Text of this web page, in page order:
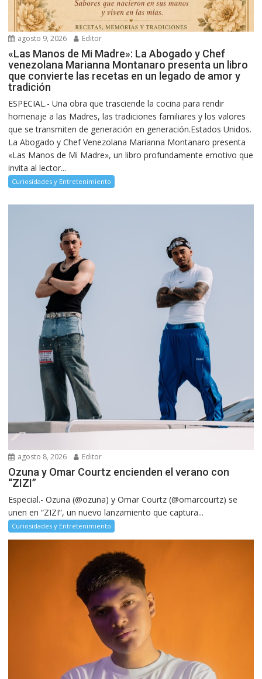
agosto 9, 2026 Editor
«Las Manos de Mi Madre»: La Abogado y Chef
venezolana Marianna Montanaro presenta un libro
que convierte las recetas en un legado de amor y
tradición
ESPECIAL.- Una obra que trasciende la cocina para rendir
homenaje a las Madres, las tradiciones familiares y los valores
que se transmiten de generación en generación.Estados Unidos.
La Abogado y Chef Venezolana Marianna Montanaro presenta
«Las Manos de Mi Madre», un libro profundamente emotivo que
invita al lector...
Curiosidades y Entretenimiento
agosto 8, 2026 Editor
Ozuna y Omar Courtz encienden el verano con
“ZIZI”
Especial.- Ozuna (@ozuna) y Omar Courtz (@omarcourtz) se
unen en “ZIZI”, un nuevo lanzamiento que captura...
Curiosidades y Entretenimiento